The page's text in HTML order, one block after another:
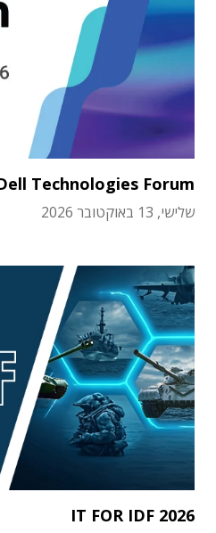
Technologies Forum
שלישי, 13 באוקטובר 2026
IT FOR IDF 2026